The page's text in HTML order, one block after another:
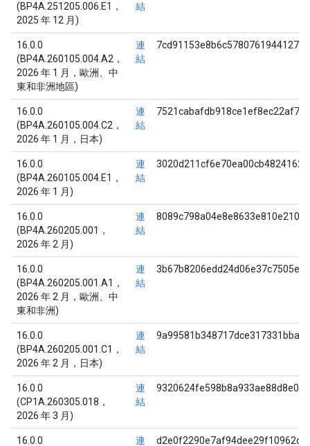
(BP4A.251205.006.E1，
2025 年 12 月)
結
16.0.0
(BP4A.260105.004.A2，
2026 年 1 月，歐洲、中
東和非洲地區)
連
結
16.0.0
(BP4A.260105.004.C2，
2026 年 1 月，日本)
連
結
16.0.0
(BP4A.260105.004.E1，
2026 年 1 月)
連
結
16.0.0
(BP4A.260205.001，
2026 年 2 月)
連
結
16.0.0
(BP4A.260205.001.A1，
2026 年 2 月，歐洲、中
東和非洲)
連
結
16.0.0
(BP4A.260205.001.C1，
2026 年 2 月，日本)
連
結
16.0.0
(CP1A.260305.018，
2026 年 3 月)
連
結
16.0.0 連